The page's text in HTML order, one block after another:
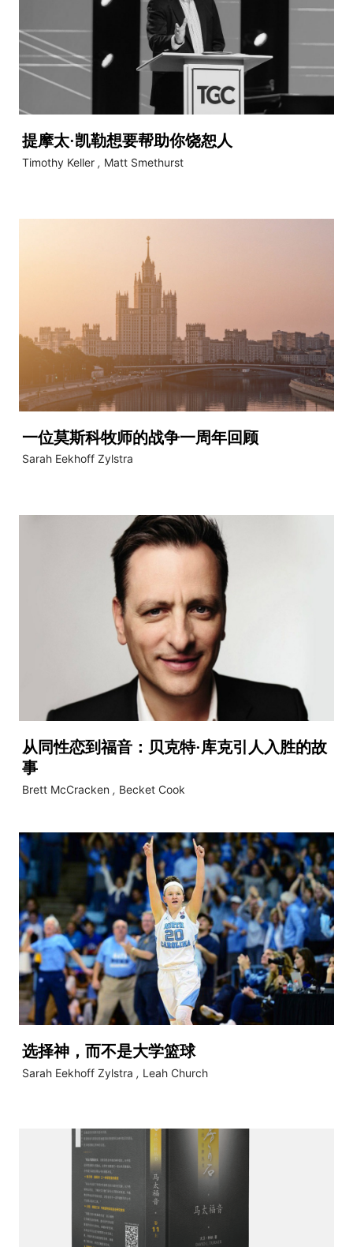
提摩太·凯勒想要帮助你饶恕人
Timothy Keller , Matt Smethurst
一位莫斯科牧师的战争一周年回顾
Sarah Eekhoff Zylstra
从同性恋到福音：贝克特·库克引人入胜的故
事
Brett McCracken , Becket Cook
选择神，而不是大学篮球
Sarah Eekhoff Zylstra , Leah Church